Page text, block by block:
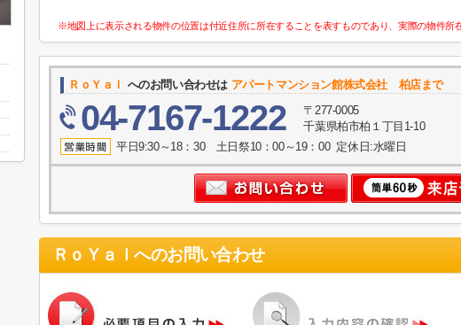
※地図上に表示される物件の位置は付近住所に所在することを表すものであり、実際の物件所
ＲｏＹａｌ へのお問い合わせは アパートマンション館株式会社 柏店まで
04-7167-1222
〒277-0005
千葉県柏市柏１丁目1-10
平日9:30～18：30 土日祭10：00～19：00 定休日:水曜日
ＲｏＹａｌへのお問い合わせ